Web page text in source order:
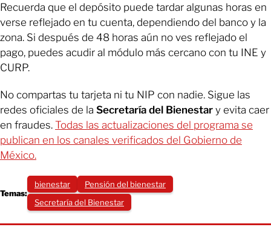
Recuerda que el depósito puede tardar algunas horas en
verse reflejado en tu cuenta, dependiendo del banco y la
zona. Si después de 48 horas aún no ves reflejado el
pago, puedes acudir al módulo más cercano con tu INE y
CURP.
No compartas tu tarjeta ni tu NIP con nadie. Sigue las
redes oficiales de la Secretaría del Bienestar y evita caer
en fraudes. Todas las actualizaciones del programa se
publican en los canales verificados del Gobierno de
México.
Temas:
bienestar
Pensión del bienestar
Secretaría del Bienestar